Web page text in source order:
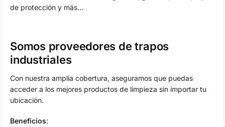
de protección y más…
Somos proveedores de trapos
industriales
Con nuestra amplia cobertura, aseguramos que puedas
acceder a los mejores productos de limpieza sin importar tu
ubicación.
Beneficios: